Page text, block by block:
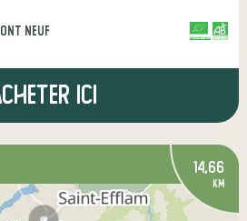
Neuf
ici
14,66
km